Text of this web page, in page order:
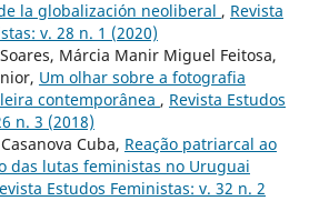
la globalización neoliberal , Revista
v. 28 n. 1 (2020)
Márcia Manir Miguel Feitosa,
Um olhar sobre a fotografia
contemporânea , Revista Estudos
n. 3 (2018)
Cuba, Reação patriarcal ao
das lutas feministas no Uruguai
Estudos Feministas: v. 32 n. 2